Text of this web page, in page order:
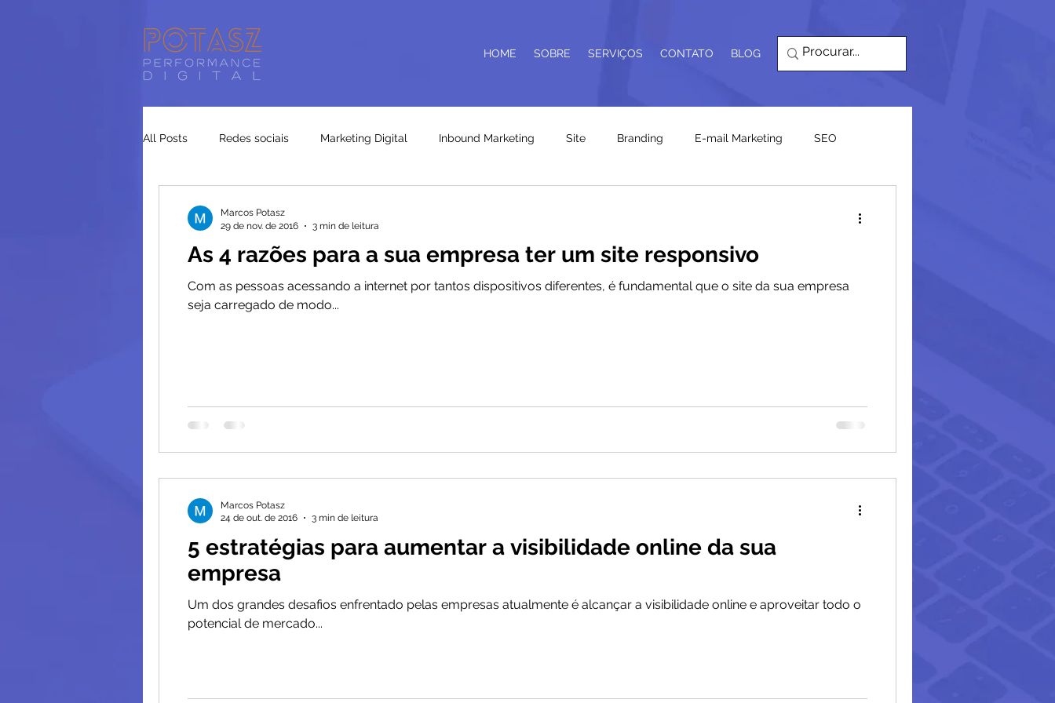
HOME SOBRE SERVIÇOS CONTATO BLOG
All Posts Redes sociais Marketing Digital Inbound Marketing Site Branding E-mail Marketing SEO
As 4 razões para a sua empresa ter um site responsivo
Com as pessoas acessando a internet por tantos dispositivos diferentes, é fundamental que o site da sua empresa
seja carregado de modo...
Marcos Potasz
29 de nov. de 2016
3 min de leitura
5 estratégias para aumentar a visibilidade online da sua
empresa
Um dos grandes desafios enfrentado pelas empresas atualmente é alcançar a visibilidade online e aproveitar todo o
potencial de mercado...
Marcos Potasz
24 de out. de 2016
3 min de leitura